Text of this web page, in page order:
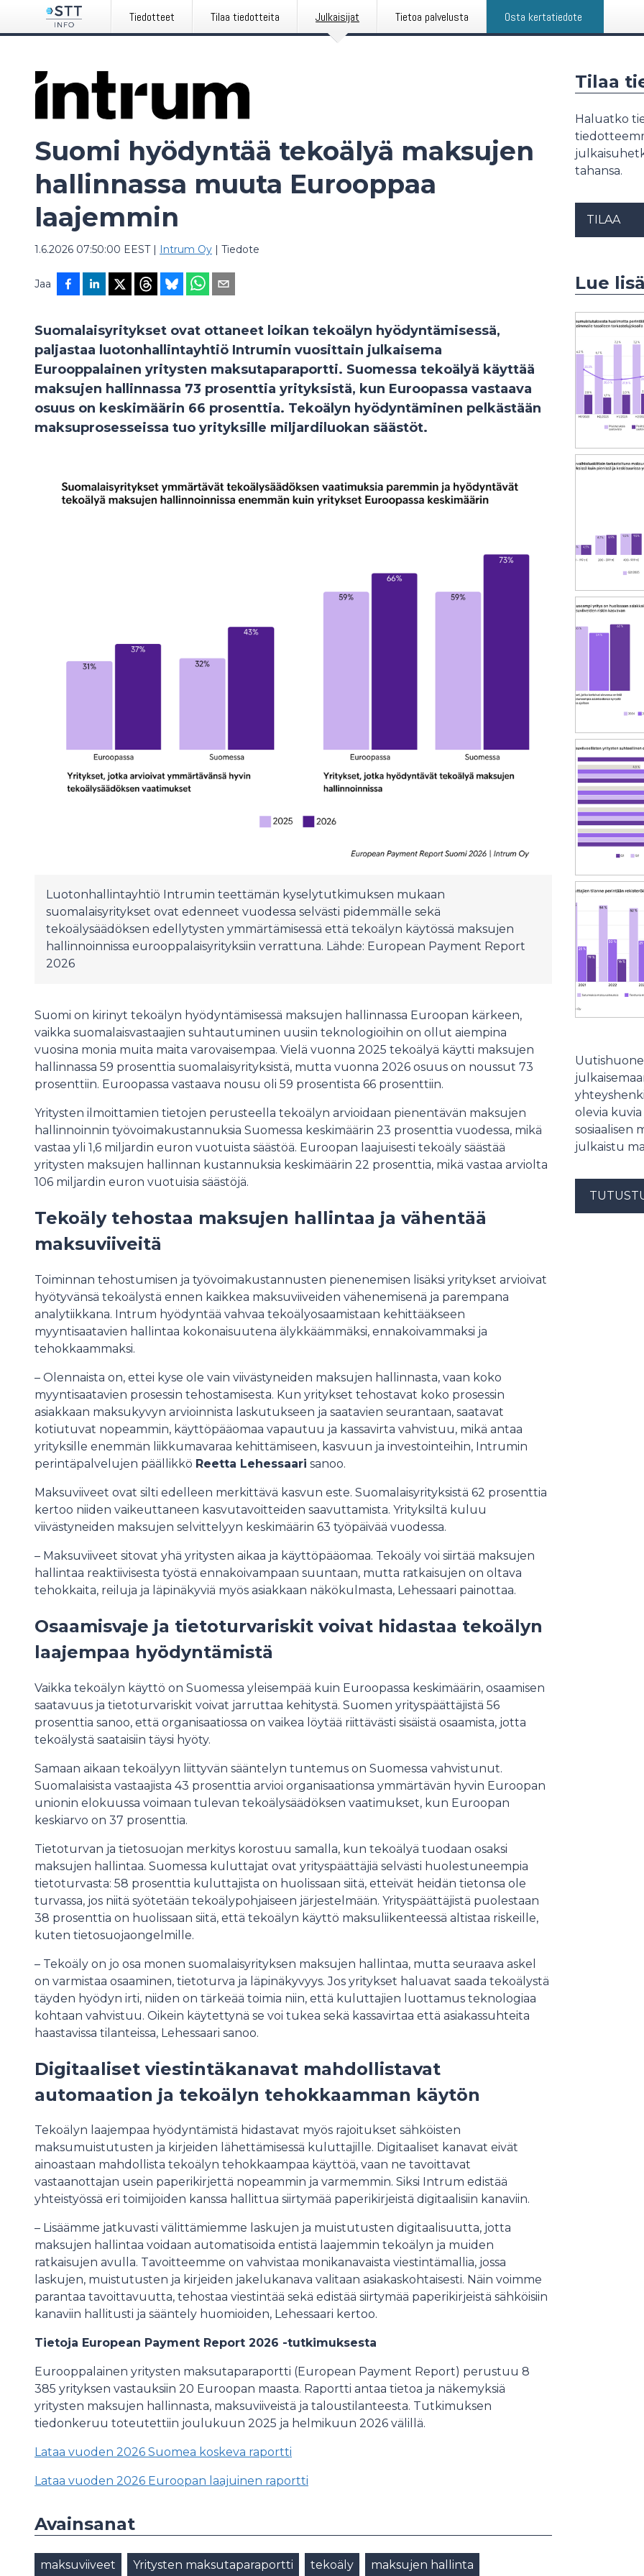
Tiedotteet Tilaa tiedotteita Julkaisijat Tietoa palvelusta Osta kertatiedote
Suomi hyödyntää tekoälyä maksujen
hallinnassa muuta Eurooppaa
laajemmin
1.6.2026 07:50:00 EEST| Intrum Oy | Tiedote
Jaa
Suomalaisyritykset ovat ottaneet loikan tekoälyn hyödyntämisessä,
paljastaa luotonhallintayhtiö Intrumin vuosittain julkaisema
Eurooppalainen yritysten maksutaparaportti. Suomessa tekoälyä käyttää
maksujen hallinnassa 73 prosenttia yrityksistä, kun Euroopassa vastaava
osuus on keskimäärin 66 prosenttia. Tekoälyn hyödyntäminen pelkästään
maksuprosesseissa tuo yrityksille miljardiluokan säästöt.
Luotonhallintayhtiö Intrumin teettämän kyselytutkimuksen mukaan
suomalaisyritykset ovat edenneet vuodessa selvästi pidemmälle sekä
tekoälysäädöksen edellytysten ymmärtämisessä että tekoälyn käytössä maksujen
hallinnoinnissa eurooppalaisyrityksiin verrattuna. Lähde: European Payment Report
2026
Suomi on kirinyt tekoälyn hyödyntämisessä maksujen hallinnassa Euroopan kärkeen,
vaikka suomalaisvastaajien suhtautuminen uusiin teknologioihin on ollut aiempina
vuosina monia muita maita varovaisempaa. Vielä vuonna 2025 tekoälyä käytti maksujen
hallinnassa 59 prosenttia suomalaisyrityksistä, mutta vuonna 2026 osuus on noussut 73
prosenttiin. Euroopassa vastaava nousu oli 59 prosentista 66 prosenttiin.
Yritysten ilmoittamien tietojen perusteella tekoälyn arvioidaan pienentävän maksujen
hallinnoinnin työvoimakustannuksia Suomessa keskimäärin 23 prosenttia vuodessa, mikä
vastaa yli 1,6 miljardin euron vuotuista säästöä. Euroopan laajuisesti tekoäly säästää
yritysten maksujen hallinnan kustannuksia keskimäärin 22 prosenttia, mikä vastaa arviolta
106 miljardin euron vuotuisia säästöjä.
Tekoäly tehostaa maksujen hallintaa ja vähentää
maksuviiveitä
Toiminnan tehostumisen ja työvoimakustannusten pienenemisen lisäksi yritykset arvioivat
hyötyvänsä tekoälystä ennen kaikkea maksuviiveiden vähenemisenä ja parempana
analytiikkana. Intrum hyödyntää vahvaa tekoälyosaamistaan kehittääkseen
myyntisaatavien hallintaa kokonaisuutena älykkäämmäksi, ennakoivammaksi ja
tehokkaammaksi.
– Olennaista on, ettei kyse ole vain viivästyneiden maksujen hallinnasta, vaan koko
myyntisaatavien prosessin tehostamisesta. Kun yritykset tehostavat koko prosessin
asiakkaan maksukyvyn arvioinnista laskutukseen ja saatavien seurantaan, saatavat
kotiutuvat nopeammin, käyttöpääomaa vapautuu ja kassavirta vahvistuu, mikä antaa
yrityksille enemmän liikkumavaraa kehittämiseen, kasvuun ja investointeihin, Intrumin
perintäpalvelujen päällikkö Reetta Lehessaari sanoo.
Maksuviiveet ovat silti edelleen merkittävä kasvun este. Suomalaisyrityksistä 62 prosenttia
kertoo niiden vaikeuttaneen kasvutavoitteiden saavuttamista. Yrityksiltä kuluu
viivästyneiden maksujen selvittelyyn keskimäärin 63 työpäivää vuodessa.
– Maksuviiveet sitovat yhä yritysten aikaa ja käyttöpääomaa. Tekoäly voi siirtää maksujen
hallintaa reaktiivisesta työstä ennakoivampaan suuntaan, mutta ratkaisujen on oltava
tehokkaita, reiluja ja läpinäkyviä myös asiakkaan näkökulmasta, Lehessaari painottaa.
Osaamisvaje ja tietoturvariskit voivat hidastaa tekoälyn
laajempaa hyödyntämistä
Vaikka tekoälyn käyttö on Suomessa yleisempää kuin Euroopassa keskimäärin, osaamisen
saatavuus ja tietoturvariskit voivat jarruttaa kehitystä. Suomen yrityspäättäjistä 56
prosenttia sanoo, että organisaatiossa on vaikea löytää riittävästi sisäistä osaamista, jotta
tekoälystä saataisiin täysi hyöty.
Samaan aikaan tekoälyyn liittyvän sääntelyn tuntemus on Suomessa vahvistunut.
Suomalaisista vastaajista 43 prosenttia arvioi organisaationsa ymmärtävän hyvin Euroopan
unionin elokuussa voimaan tulevan tekoälysäädöksen vaatimukset, kun Euroopan
keskiarvo on 37 prosenttia.
Tietoturvan ja tietosuojan merkitys korostuu samalla, kun tekoälyä tuodaan osaksi
maksujen hallintaa. Suomessa kuluttajat ovat yrityspäättäjiä selvästi huolestuneempia
tietoturvasta: 58 prosenttia kuluttajista on huolissaan siitä, etteivät heidän tietonsa ole
turvassa, jos niitä syötetään tekoälypohjaiseen järjestelmään. Yrityspäättäjistä puolestaan
38 prosenttia on huolissaan siitä, että tekoälyn käyttö maksuliikenteessä altistaa riskeille,
kuten tietosuojaongelmille.
– Tekoäly on jo osa monen suomalaisyrityksen maksujen hallintaa, mutta seuraava askel
on varmistaa osaaminen, tietoturva ja läpinäkyvyys. Jos yritykset haluavat saada tekoälystä
täyden hyödyn irti, niiden on tärkeää toimia niin, että kuluttajien luottamus teknologiaa
kohtaan vahvistuu. Oikein käytettynä se voi tukea sekä kassavirtaa että asiakassuhteita
haastavissa tilanteissa, Lehessaari sanoo.
Digitaaliset viestintäkanavat mahdollistavat
automaation ja tekoälyn tehokkaamman käytön
Tekoälyn laajempaa hyödyntämistä hidastavat myös rajoitukset sähköisten
maksumuistutusten ja kirjeiden lähettämisessä kuluttajille. Digitaaliset kanavat eivät
ainoastaan mahdollista tekoälyn tehokkaampaa käyttöä, vaan ne tavoittavat
vastaanottajan usein paperikirjettä nopeammin ja varmemmin. Siksi Intrum edistää
yhteistyössä eri toimijoiden kanssa hallittua siirtymää paperikirjeistä digitaalisiin kanaviin.
– Lisäämme jatkuvasti välittämiemme laskujen ja muistutusten digitaalisuutta, jotta
maksujen hallintaa voidaan automatisoida entistä laajemmin tekoälyn ja muiden
ratkaisujen avulla. Tavoitteemme on vahvistaa monikanavaista viestintämallia, jossa
laskujen, muistutusten ja kirjeiden jakelukanava valitaan asiakaskohtaisesti. Näin voimme
parantaa tavoittavuutta, tehostaa viestintää sekä edistää siirtymää paperikirjeistä sähköisiin
kanaviin hallitusti ja sääntely huomioiden, Lehessaari kertoo.
Tietoja European Payment Report 2026 -tutkimuksesta
Eurooppalainen yritysten maksutaparaportti (European Payment Report) perustuu 8
385 yrityksen vastauksiin 20 Euroopan maasta. Raportti antaa tietoa ja näkemyksiä
yritysten maksujen hallinnasta, maksuviiveistä ja taloustilanteesta. Tutkimuksen
tiedonkeruu toteutettiin joulukuun 2025 ja helmikuun 2026 välillä.
Lataa vuoden 2026 Suomea koskeva raportti
Lataa vuoden 2026 Euroopan laajuinen raportti
Avainsanat
maksuviiveet Yritysten maksutaparaportti tekoäly maksujen hallinta
Tilaa
Haluatko
tahansa.
TILAA
Lue
olevia
sosiaalisen
julkaistu